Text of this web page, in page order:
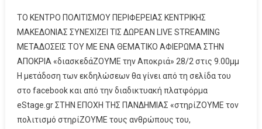
ΤΟ ΚΕΝΤΡΟ ΠΟΛΙΤΙΣΜΟΥ ΠΕΡΙΦΕΡΕΙΑΣ ΚΕΝΤΡΙΚΗΣ
ΜΑΚΕΔΟΝΙΑΣ ΣΥΝΕΧΙΖΕΙ ΤΙΣ ΔΩΡΕΑΝ LIVE STREAMING
ΜΕΤΑΔΟΣΕΙΣ ΤΟΥ ΜΕ ΕΝΑ ΘΕΜΑΤΙΚΟ ΑΦΙΕΡΩΜΑ ΣΤΗΝ
ΑΠΟΚΡΙΑ «διασκεδάΖΟΥΜΕ την Αποκριά» 28/2 στις 9.00μμ
Η μετάδοση των εκδηλώσεων θα γίνει από τη σελίδα του
στο facebook και από την διαδικτυακή πλατφόρμα
eStage.gr ΣΤΗΝ ΕΠΟΧΗ ΤΗΣ ΠΑΝΔΗΜΙΑΣ «στηρίΖΟΥΜΕ τον
πολιτισμό στηρίΖΟΥΜΕ τους ανθρώπους του,